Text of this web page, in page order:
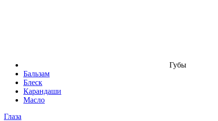
Губы
Бальзам
Блеск
Карандаши
Масло
Глаза